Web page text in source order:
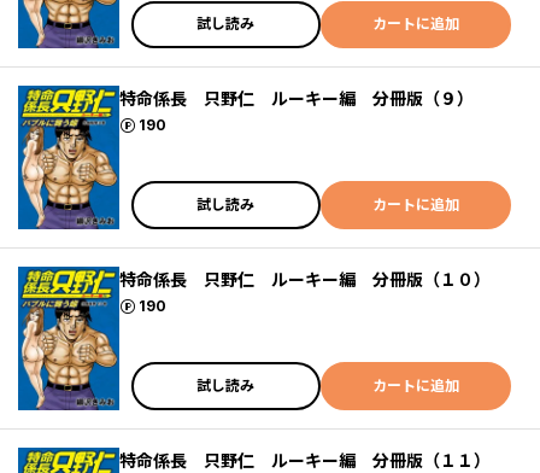
試し読み カートに追加
特命係長 只野仁 ルーキー編 分冊版（９）
190
ポイント
試し読み カートに追加
特命係長 只野仁 ルーキー編 分冊版（１０）
190
ポイント
試し読み カートに追加
特命係長 只野仁 ルーキー編 分冊版（１１）